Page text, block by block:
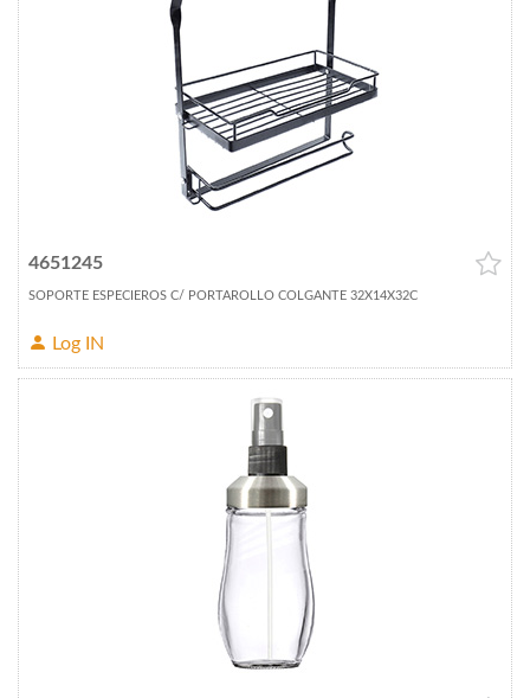
4651245
SOPORTE ESPECIEROS C/ PORTAROLLO COLGANTE 32X14X32C
Log IN